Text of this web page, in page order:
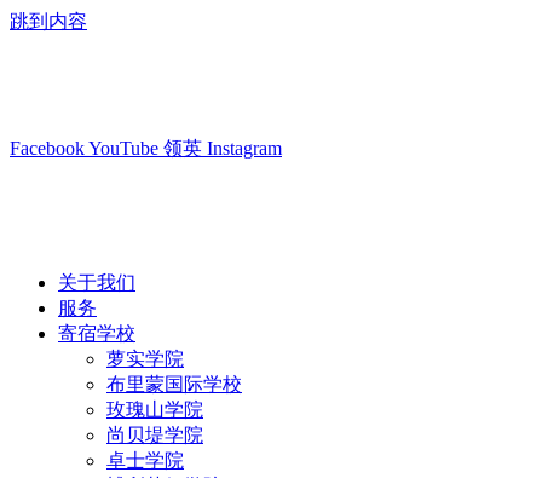
跳到内容
FacebookYouTube 领英 Instagram
关于我们
服务
寄宿学校
萝实学院
布里蒙国际学校
玫瑰山学院
尚贝堤学院
卓士学院